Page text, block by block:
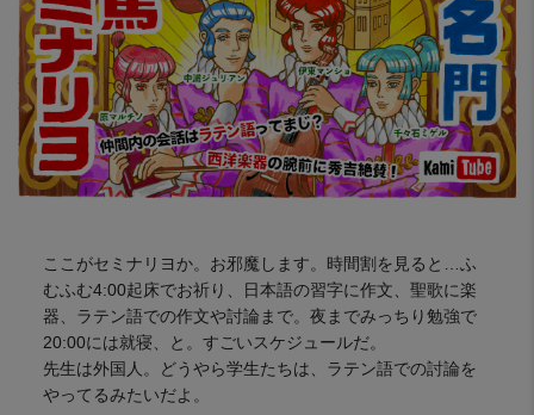
ここがセミナリヨか。お邪魔します。時間割を見ると…ふ
むふむ4:00起床でお祈り、日本語の習字に作文、聖歌に楽
器、ラテン語での作文や討論まで。夜までみっちり勉強で
20:00には就寝、と。すごいスケジュールだ。
先生は外国人。どうやら学生たちは、ラテン語での討論を
やってるみたいだよ。